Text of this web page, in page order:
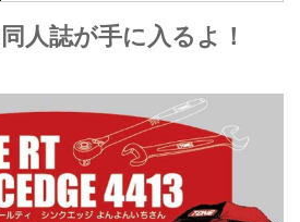
人誌が手に入るよ！